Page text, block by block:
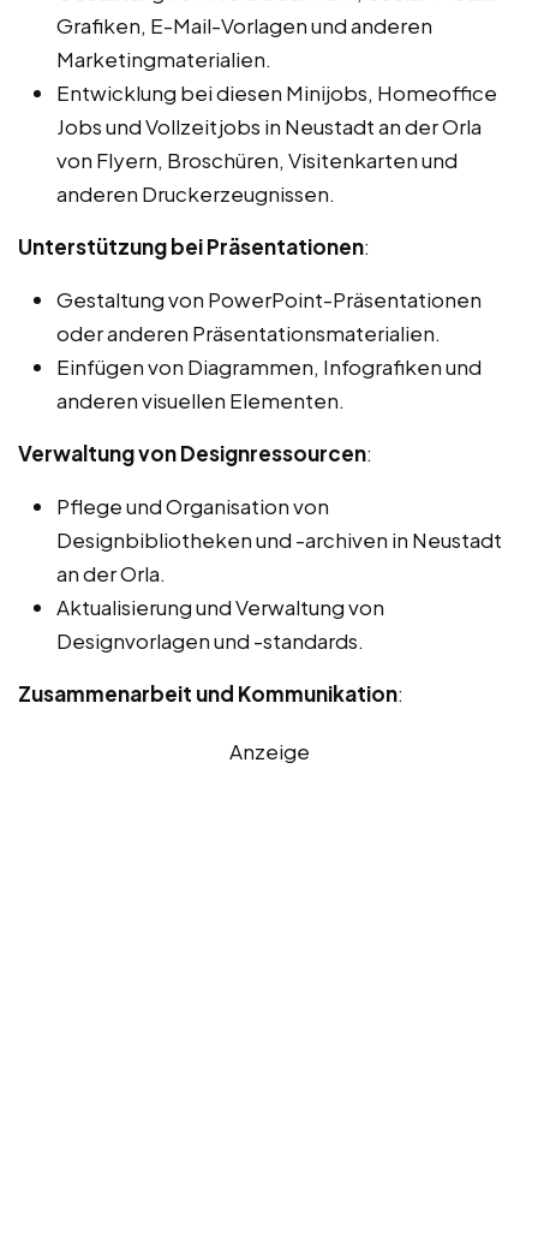
Grafiken, E-Mail-Vorlagen und anderen
Marketingmaterialien.
Entwicklung bei diesen Minijobs, Homeoffice
Jobs und Vollzeitjobs in Neustadt an der Orla
von Flyern, Broschüren, Visitenkarten und
anderen Druckerzeugnissen.
Unterstützung bei Präsentationen:
Gestaltung von PowerPoint-Präsentationen
oder anderen Präsentationsmaterialien.
Einfügen von Diagrammen, Infografiken und
anderen visuellen Elementen.
Verwaltung von Designressourcen:
Pflege und Organisation von
Designbibliotheken und -archiven in Neustadt
an der Orla.
Aktualisierung und Verwaltung von
Designvorlagen und -standards.
Zusammenarbeit und Kommunikation:
Anzeige